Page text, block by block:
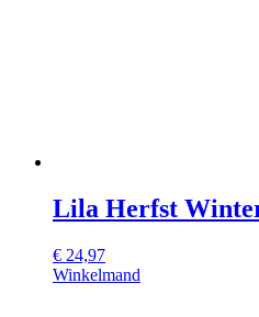
Lila Herfst
€ 24,97
Winkelmand